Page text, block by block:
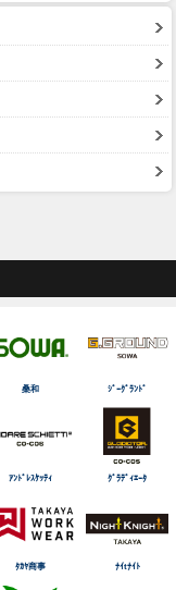
桑和 ｼﾞｰｸﾞﾗﾝﾄﾞ
ｱﾝﾄﾞﾚｽｹｯﾃｨ ｸﾞﾗﾃﾞｨｴｰﾀ
ﾀｶﾔ商事 ﾅｲtﾅｲﾄ